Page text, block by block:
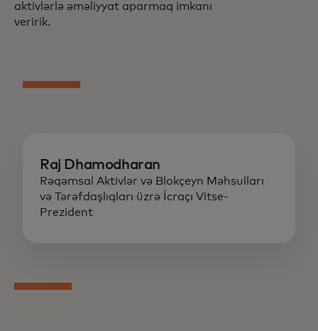
aktivlərlə əməliyyat aparmaq imkanı
veririk.
Raj Dhamodharan
Rəqəmsal Aktivlər və Blokçeyn Məhsulları
və Tərəfdaşlıqları üzrə İcraçı Vitse-
Prezident